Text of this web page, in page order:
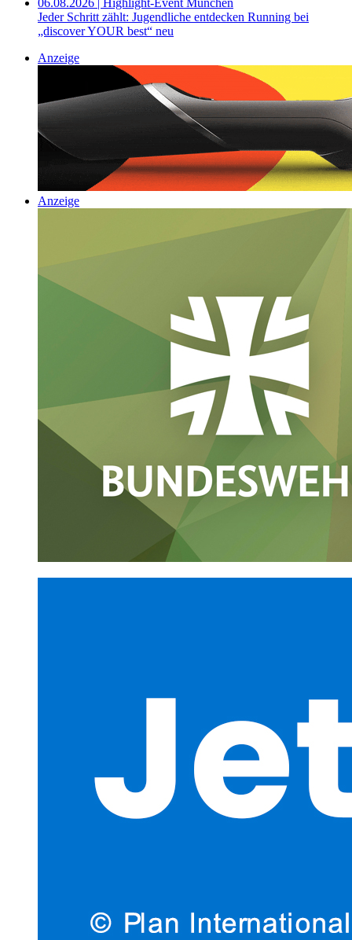
Jeder Schritt zählt: Jugendliche entdecken Running bei
„discover YOUR best“ neu
Anzeige
Anzeige